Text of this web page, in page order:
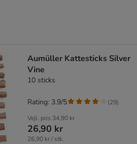
Aumüller Kattesticks Silver
Vine
10 sticks
Vejl. pris 34,90 kr
26,90 kr
26,90 kr / stk.
Rating: 3.9/5 (29)